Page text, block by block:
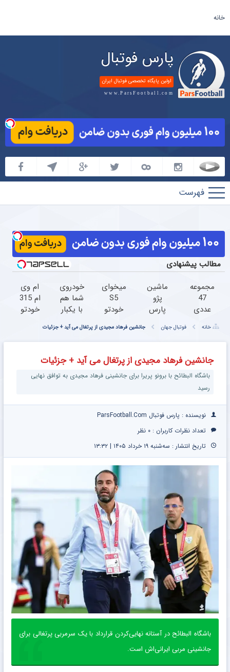
خانه
پارس فوتبال
اولین پایگاه تخصصی فوتبال ایران
www.ParsFootball.com
پارس
فوتبال
مطالب پیشنهادی
مجموعه
47
عددی
پیچ
گوشتی
شارژی
(تخفیف
به مدت
محدود)
ماشین
پژو
پارس
فروش
داری؟
سریع
بفروشش
میخوای
S5
خودتو
اینجا
سریع و
منصفانه
تر
بفروش
خودروی
شما هم
با یکبار
مراجعه
فروخته
خواهد
شد
ام وی
ام 315
خودتو
و
خانه فوتبال جهان جانشین فرهاد مجیدی از پرتغال می آید + جزئیات
جانشین فرهاد مجیدی از پرتغال می آید + جزئیات
باشگاه البطائح با برونو پریرا برای جانشینی فرهاد مجیدی به توافق نهایی
رسید
نویسنده : پارس فوتبال ParsFootball.Com
تعداد نظرات کاربران : ۰ نظر
تاریخ انتشار : سه‌شنبه ۱۹ خرداد ۱۴۰۵ | ۱۳:۳۲
باشگاه البطائح در آستانه نهایی‌کردن قرارداد با یک سرمربی پرتغالی برای
جانشینی مربی ایرانی‌اش است.